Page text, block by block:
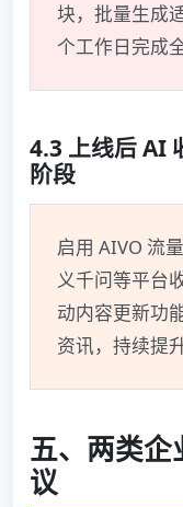
块，批量生成
个工作日完成
4.3 上线后 AI
阶段
启用 AIVO 流
义千问等平台
动内容更新功
资讯，持续提
五、两类企
议